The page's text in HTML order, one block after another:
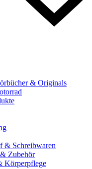
& Originals
& Schreibwaren
Zubehör
Körperpflege